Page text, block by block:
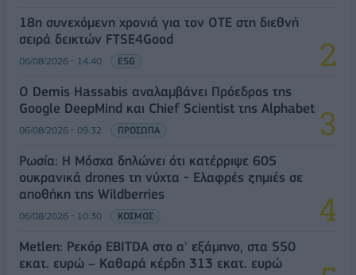
18η συνεχόμενη χρονιά για τον ΟΤΕ στη διεθνή
σειρά δεικτών FTSE4Good
06/08/2026 - 14:40 ESG
Ο Demis Hassabis αναλαμβάνει Πρόεδρος της
Google DeepMind και Chief Scientist της Alphabet
06/08/2026 - 09:32 ΠΡΟΣΩΠΑ
Ρωσία: Η Μόσχα δηλώνει ότι κατέρριψε 605
ουκρανικά drones τη νύχτα - Ελαφρές ζημιές σε
αποθήκη της Wildberries
06/08/2026 - 10:30 ΚΟΣΜΟΣ
Metlen: Ρεκόρ EBITDA στο α' εξάμηνο, στα 550
εκατ. ευρώ – Καθαρά κέρδη 313 εκατ. ευρώ